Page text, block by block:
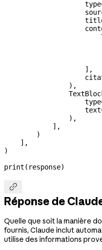
                    type
                    ],
                ),
                    type
                    text
                ),
            ],
        )
    ],
)
print (response)

Réponse de
Quelle que soit la manière
fournis, Claude inclut
utilise des informations